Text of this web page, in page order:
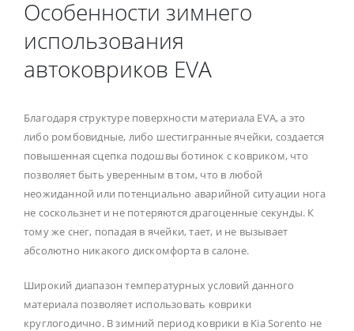
Особенности зимнего
использования
автоковриков EVA
Благодаря структуре поверхности материала EVA, а это
либо ромбовидные, либо шестигранные ячейки, создается
повышенная сцепка подошвы ботинок с ковриком, что
позволяет быть уверенным в том, что в любой
неожиданной или потенциально аварийной ситуации нога
не соскользнет и не потеряются драгоценные секунды. К
тому же снег, попадая в ячейки, тает, и не вызывает
абсолютно никакого дискомфорта в салоне.
Широкий диапазон температурных условий данного
материала позволяет использовать коврики
круглогодично. В зимний период коврики в Kia Sorento не